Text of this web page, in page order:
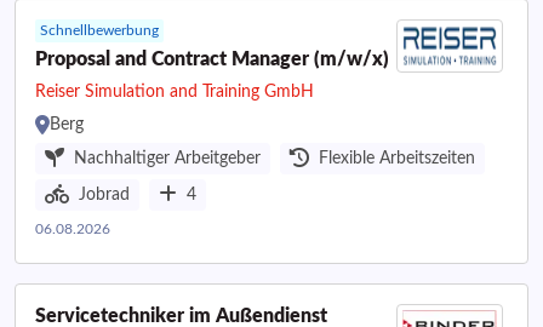
Schnellbewerbung
Proposal and Contract Manager (m/w/x)
Reiser Simulation and Training GmbH
Berg
Nachhaltiger Arbeitgeber
Flexible Arbeitszeiten
Jobrad 4
06.08.2026
Servicetechniker im Außendienst